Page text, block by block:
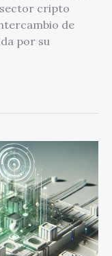
cripto
de
por su